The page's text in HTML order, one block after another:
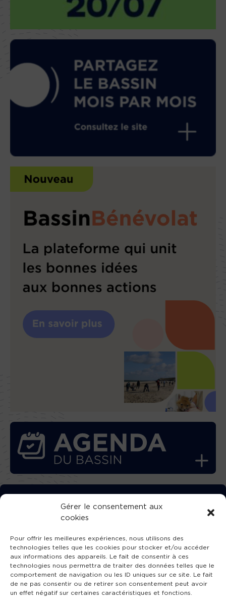
Gérer le consentement aux
cookies
Pour offrir les meilleures expériences, nous utilisons des
technologies telles que les cookies pour stocker et/ou accéder
aux informations des appareils. Le fait de consentir à ces
technologies nous permettra de traiter des données telles que le
comportement de navigation ou les ID uniques sur ce site. Le fait
de ne pas consentir ou de retirer son consentement peut avoir
un effet négatif sur certaines caractéristiques et fonctions.
TÉLÉCHARGEZ GRATUITEMENT
L’APPLICATION TVBA !
SUIVEZ-NOUS !